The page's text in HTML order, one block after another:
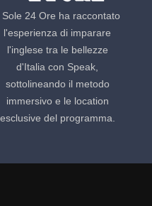
Sole 24 Ore ha raccontato
l'esperienza di imparare
l'inglese tra le bellezze
d'Italia con Speak,
sottolineando il metodo
immersivo e le location
esclusive del programma.